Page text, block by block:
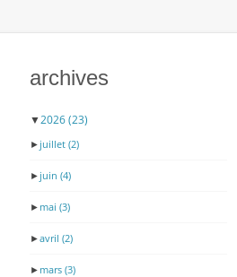
archives
▼2026(23)
► juillet (2)
► juin (4)
► mai (3)
►avril (2)
► mars (3)